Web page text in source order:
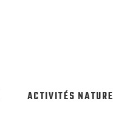
ACTIVITÉS NATURE